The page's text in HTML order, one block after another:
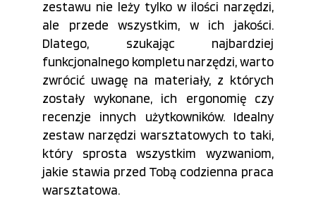
zestawu nie leży tylko w ilości narzędzi,
ale przede wszystkim, w ich jakości.
Dlatego, szukając najbardziej
funkcjonalnego kompletu narzędzi, warto
zwrócić uwagę na materiały, z których
zostały wykonane, ich ergonomię czy
recenzje innych użytkowników. Idealny
zestaw narzędzi warsztatowych to taki,
który sprosta wszystkim wyzwaniom,
jakie stawia przed Tobą codzienna praca
warsztatowa.